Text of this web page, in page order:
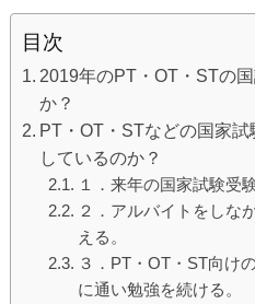
目次
2019年のPT・OT・STの
か？
PT・OT・STなどの国家
しているのか？
１．来年の国家試験受
２．アルバイトをしな
える。
３．PT・OT・ST向け
に通い勉強を続ける。